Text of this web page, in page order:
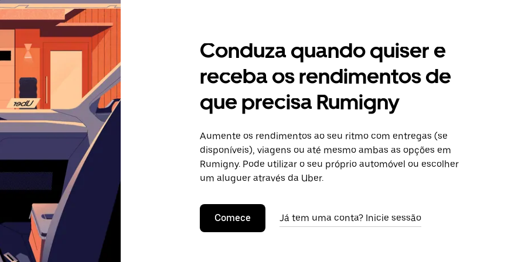
Conduza quando quiser e
receba os rendimentos de
que precisa Rumigny
Aumente os rendimentos ao seu ritmo com entregas (se
disponíveis), viagens ou até mesmo ambas as opções em
Rumigny. Pode utilizar o seu próprio automóvel ou escolher
um aluguer através da Uber.
Comece Já tem uma conta? Inicie sessão